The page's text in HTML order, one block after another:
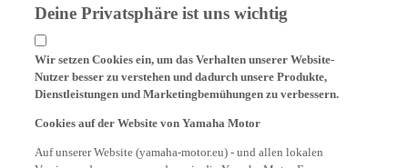
Wir setzen Cookies ein, um das Verhalten unserer Website-
Nutzer besser zu verstehen und dadurch unsere Produkte,
Dienstleistungen und Marketingbemühungen zu verbessern.
Versionen davon - verwenden wir, die Yamaha Motor Europe